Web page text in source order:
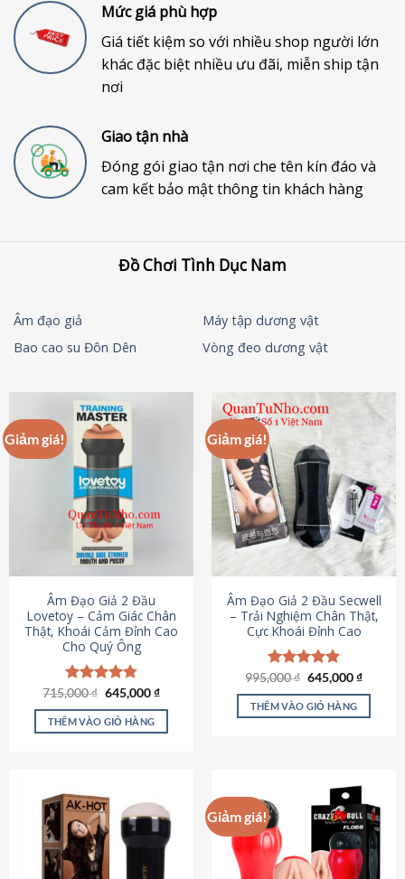
Mức giá phù hợp
Giá tiết kiệm so với nhiều shop người lớn
khác đặc biệt nhiều ưu đãi, miễn ship tận
nơi
Giao tận nhà
Đóng gói giao tận nơi che tên kín đáo và
cam kết bảo mật thông tin khách hàng
Đồ Chơi Tình Dục Nam
Âm đạo giả
Máy tập dương vật
Bao cao su Đôn Dên
Vòng đeo dương vật
Giảm giá!
Âm Đạo Giả 2 Đầu
Lovetoy – Cảm Giác Chân
Thật, Khoái Cảm Đỉnh Cao
Cho Quý Ông
Được xếp
hạng4.79
5 sao
715,000₫ Giá
là:
715,000 ₫.
645,000₫Giá
tại
THÊM VÀO GIỎ HÀNG
Giảm giá!
Âm Đạo Giả 2 Đầu Secwell
– Trải Nghiệm Chân Thật,
Cực Khoái Đỉnh Cao
Được xếp
hạng4.88
5 sao
995,000₫ Giá
là:
995,000 ₫.
645,000₫Giá
tại
THÊM VÀO GIỎ HÀNG
Giảm giá!